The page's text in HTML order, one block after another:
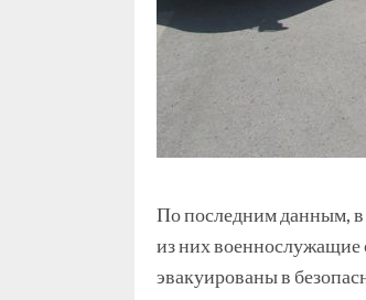
По последним данным, в
из них военнослужащие
эвакуированы в